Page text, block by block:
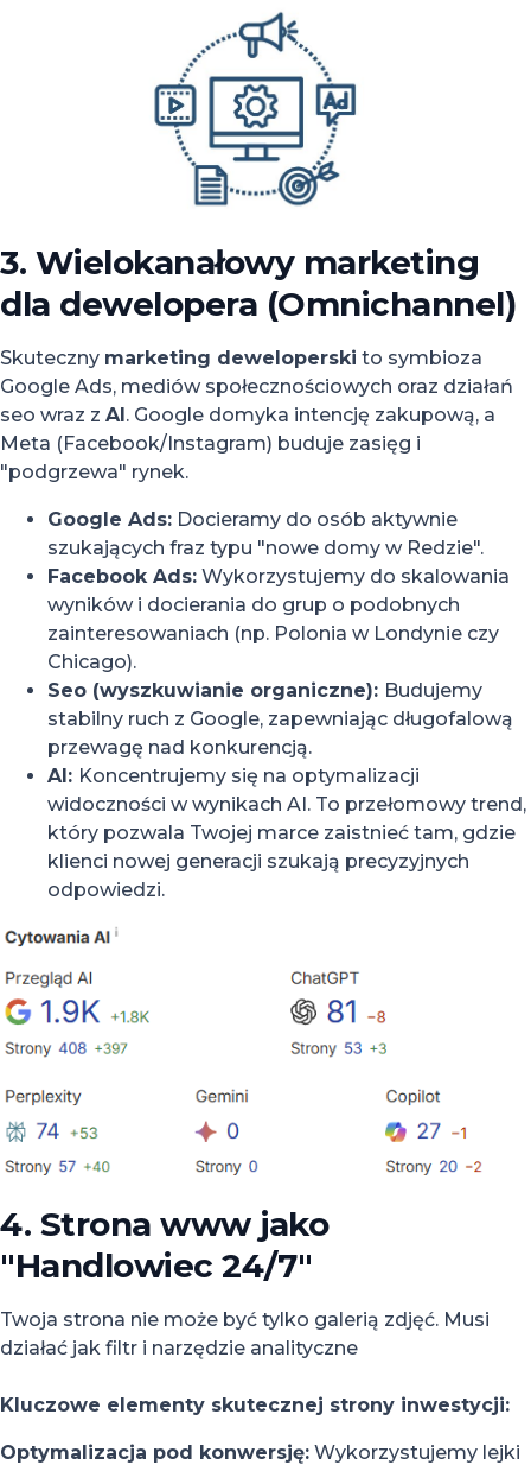
3. Wielokanałowy marketing
dla dewelopera (Omnichannel)
Skuteczny marketing deweloperski to symbioza
Google Ads, mediów społecznościowych oraz działań
seo wraz z AI. Google domyka intencję zakupową, a
Meta (Facebook/Instagram) buduje zasięg i
"podgrzewa" rynek.
Google Ads: Docieramy do osób aktywnie
szukających fraz typu "nowe domy w Redzie".
Facebook Ads: Wykorzystujemy do skalowania
wyników i docierania do grup o podobnych
zainteresowaniach (np. Polonia w Londynie czy
Chicago).
Seo (wyszkuwianie organiczne): Budujemy
stabilny ruch z Google, zapewniając długofalową
przewagę nad konkurencją.
AI: Koncentrujemy się na optymalizacji
widoczności w wynikach AI. To przełomowy trend,
który pozwala Twojej marce zaistnieć tam, gdzie
klienci nowej generacji szukają precyzyjnych
odpowiedzi.
4. Strona www jako
"Handlowiec 24/7"
Twoja strona nie może być tylko galerią zdjęć. Musi
działać jak filtr i narzędzie analityczne
Kluczowe elementy skutecznej strony inwestycji:
Optymalizacja pod konwersję: Wykorzystujemy lejki